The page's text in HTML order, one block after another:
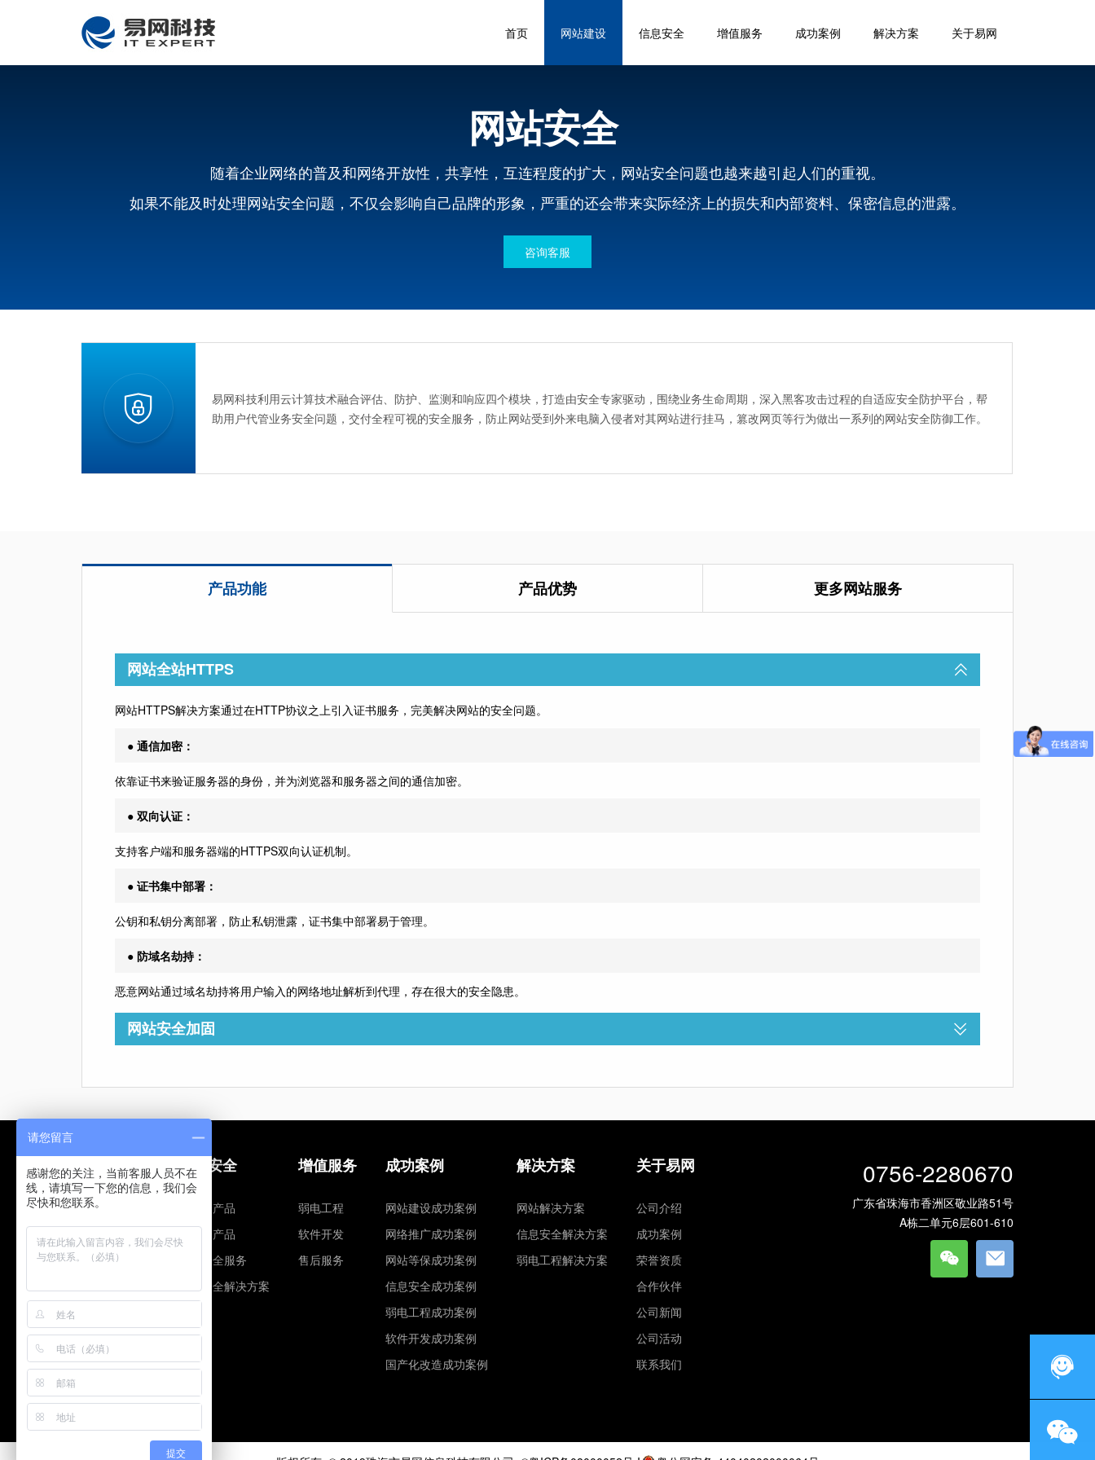
首页 网站建设 信息安全 增值服务 成功案例 解决方案 关于易网
网站安全
随着企业网络的普及和网络开放性，共享性，互连程度的扩大，网站安全问题也越来越引起人们的重视。
如果不能及时处理网站安全问题，不仅会影响自己品牌的形象，严重的还会带来实际经济上的损失和内部资料、保密信息的泄露。
咨询客服
易网科技利用云计算技术融合评估、防护、监测和响应四个模块，打造由安全专家驱动，围绕业务生命周期，深入黑客攻击过程的自适应安全防护平台，帮
助用户代管业务安全问题，交付全程可视的安全服务，防止网站受到外来电脑入侵者对其网站进行挂马，篡改网页等行为做出一系列的网站安全防御工作。
产品功能 产品优势 更多网站服务
网站全站HTTPS
网站HTTPS解决方案通过在HTTP协议之上引入证书服务， 完美解决网站的安全问题。
● 通信加密：
依靠证书来验证服务器的身份，并为浏览器和服务器之间的通信加密。
● 双向认证：
支持客户端和服务器端的HTTPS双向认证机制。
● 证书集中部署：
公钥和私钥分离部署，防止私钥泄露，证书集中部署易于管理。
● 防域名劫持：
恶意网站通过域名劫持将用户输入的网络地址解析到代理，存在很大的安全隐患。
网站安全加固
网站建设
建站营销
网站安全
网站解决方案
信息安全
智安全产品
云安全产品
信息安全服务
信息安全解决方案
增值服务
弱电工程
软件开发
售后服务
成功案例
网站建设成功案例
网络推广成功案例
网站等保成功案例
信息安全成功案例
弱电工程成功案例
软件开发成功案例
国产化改造成功案例
解决方案
网站解决方案
信息安全解决方案
弱电工程解决方案
关于易网
公司介绍
成功案例
荣誉资质
合作伙伴
公司新闻
公司活动
联系我们
0756-2280670
广东省珠海市香洲区敬业路51号
A栋二单元6层601-610
请您留言
感谢您的关注，当前客服人员不在
线，请填写一下您的信息，我们会
尽快和您联系。
提交